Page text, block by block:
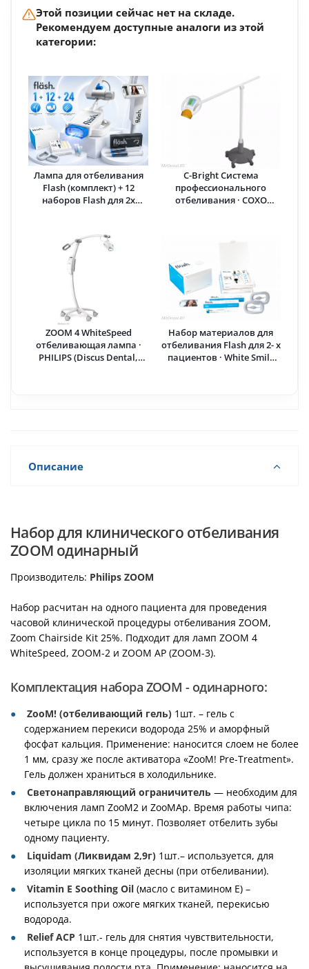
Этой позиции сейчас нет на складе.
Рекомендуем доступные аналоги из этой
категории:
Лампа для отбеливания
Flash (комплект) + 12
наборов Flash для 2х
GmbH (Германия)
C-Bright Система
профессионального
отбеливания · COXO
ZOOM 4 WhiteSpeed
отбеливающая лампа ·
PHILIPS (Discus Dental,
Набор материалов для
отбеливания Flash для 2- х
пациентов · White Smile
Описание
Набор для клинического отбеливания
ZOOM одинарный
Производитель: Philips ZOOM
Набор расчитан на одного пациента для проведения
часовой клинической процедуры отбеливания ZOOM,
Zoom Chairside Kit 25%. Подходит для ламп ZOOM 4
WhiteSpeed, ZOOM-2 и ZOOM AP (ZOOM-3).
Комплектация набора ZOOM - одинарного:
ZooM! (отбеливающий гель) 1шт. – гель с
содержанием перекиси водорода 25% и аморфный
фосфат кальция. Применение: наносится слоем не более
1 мм, сразу же после активатора «ZooM! Pre-Treatment».
Гель должен храниться в холодильнике.
Светонаправляющий ограничитель — необходим для
включения ламп ZooM2 и ZooMAp. Время работы чипа:
четыре цикла по 15 минут. Позволяет отбелить зубы
одному пациенту.
Liquidam (Ликвидам 2,9г) 1шт.– используется, для
изоляции мягких тканей десны (при отбеливании).
Vitamin E Soothing Oil (масло с витамином Е) –
используется при ожоге мягких тканей, перекисью
водорода.
Relief ACP 1шт.- гель для снятия чувствительности,
используется в конце процедуры, после промывки и